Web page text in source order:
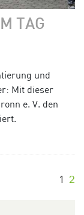
TAG
und
Mit dieser
e. V. den
1 2